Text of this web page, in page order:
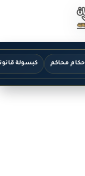
محاكم كبسولة